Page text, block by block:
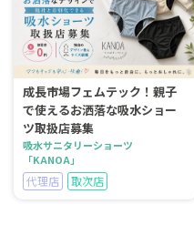
成長市場フェムテック！親子
で使えるお洒落な吸水ショー
ツ取扱店募集
吸水サニタリーショーツ
「KANOA」
代理店 取次店